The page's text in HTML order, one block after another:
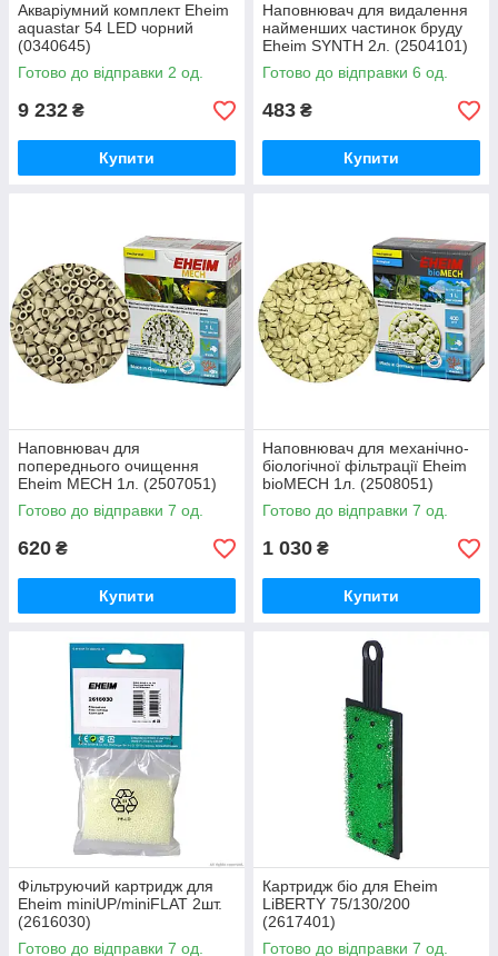
Акваріумний комплект Eheim
aquastar 54 LED чорний
(0340645)
Готово до відправки 2 од.
9 232 ₴
Купити
Наповнювач для видалення
найменших частинок бруду
Eheim SYNTH 2л. (2504101)
Готово до відправки 6 од.
483 ₴
Купити
Наповнювач для
попереднього очищення
Eheim MECH 1л. (2507051)
Готово до відправки 7 од.
620 ₴
Купити
Наповнювач для механічно-
біологічної фільтрації Eheim
bioMECH 1л. (2508051)
Готово до відправки 7 од.
1 030 ₴
Купити
Фільтруючий картридж для
Eheim miniUP/miniFLAT 2шт.
(2616030)
Готово до відправки 7 од.
Картридж біо для Eheim
LiBERTY 75/130/200
(2617401)
Готово до відправки 7 од.